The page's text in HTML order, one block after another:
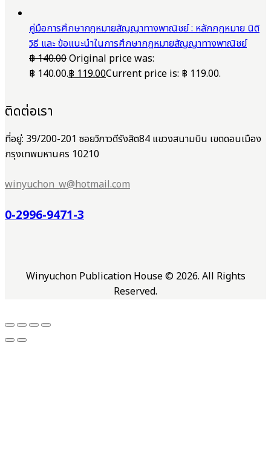
คู่มือการศึกษากฎหมายสัญญาทางพาณิชย์ : หลักกฏหมาย นิติ
วิธี และ ข้อแนะนำในการศึกษากฏหมายสัญญาทางพาณิชย์
฿140.00Original price was:
฿ 140.00.฿119.00Current price is: ฿ 119.00.
ติดต่อเรา
ที่อยู่: 39/200-201 ซอยวิภาวดีรังสิต84 แขวงสนามบิน เขตดอนเมือง
กรุงเทพมหานคร 10210
winyuchon_w@hotmail.com
0-2996-9471-3
Winyuchon Publication House © 2026. All Rights
Reserved.